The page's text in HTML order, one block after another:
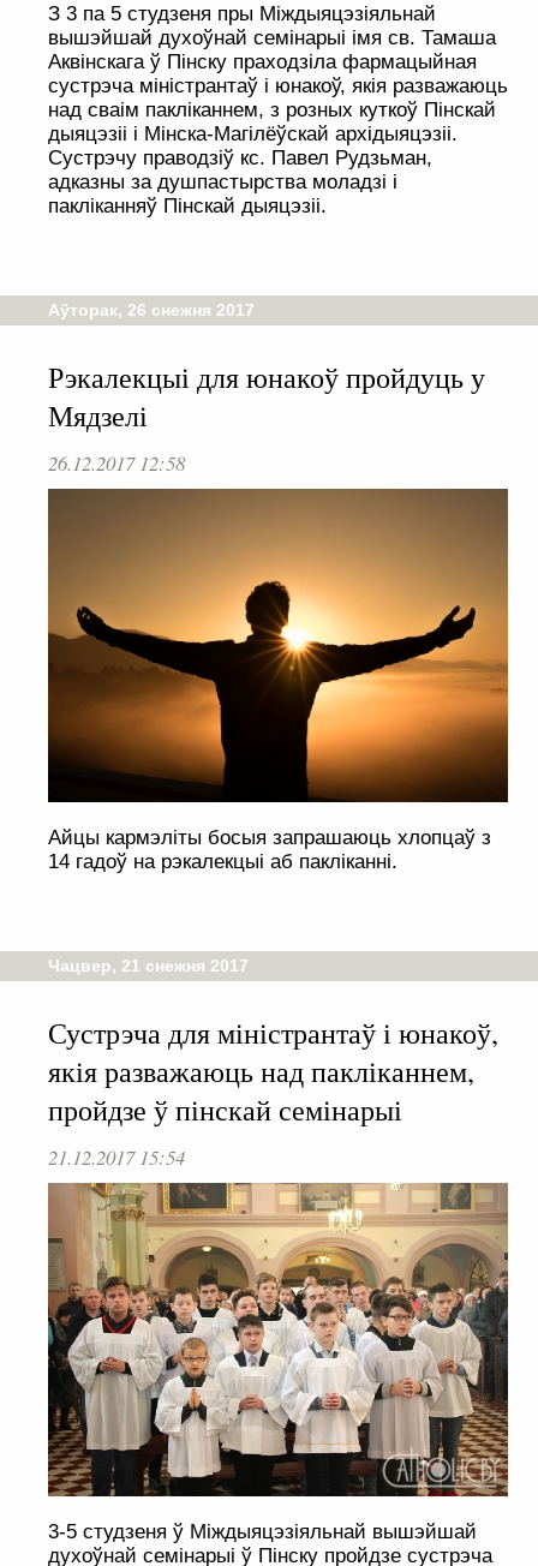
З 3 па 5 студзеня пры Міждыяцэзіяльнай
вышэйшай духоўнай семінарыі імя св. Тамаша
Аквінскага ў Пінску праходзіла фармацыйная
сустрэча міністрантаў і юнакоў, якія разважаюць
над сваім пакліканнем, з розных куткоў Пінскай
дыяцэзіі і Мінска-Магілёўскай архідыяцэзіі.
Сустрэчу праводзіў кс. Павел Рудзьман,
адказны за душпастырства моладзі і
пакліканняў Пінскай дыяцэзіі.
Аўторак, 26 снежня 2017
Рэкалекцыі для юнакоў пройдуць у
Мядзелі
26.12.2017 12:58
Айцы кармэліты босыя запрашаюць хлопцаў з
14 гадоў на рэкалекцыі аб пакліканні.
Чацвер, 21 снежня 2017
Сустрэча для міністрантаў і юнакоў,
якія разважаюць над пакліканнем,
пройдзе ў пінскай семінарыі
21.12.2017 15:54
3-5 студзеня ў Міждыяцэзіяльнай вышэйшай
духоўнай семінарыі ў Пінску пройдзе сустрэча